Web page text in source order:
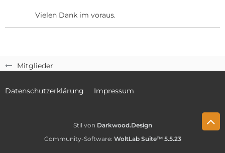
Mitglieder
Vielen Dank im voraus.
Datenschutzerklärung Impressum
Stil von Darkwood.Design
Community-Software: WoltLab Suite™ 5.5.23